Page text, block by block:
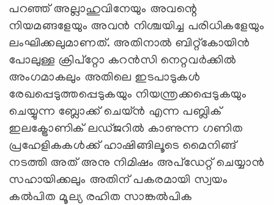
പറഞ്ഞ് അല്ലാഹുവിനേയും അവന്റെ
നിയമങ്ങളേയും അവൻ നിശ്ചയിച്ച പരിധികളേയും
ലംഘിക്കലുമാണത്. അതിനാൽ ബിറ്റ്കോയിൻ
പോലുള്ള ക്രിപ്റ്റോ കറൻസി നെറ്റവർക്കിൽ
അംഗമാകലും അതിലെ ഇടപാടുകൾ
രേഖപ്പെടുത്തപ്പെടുകയും നിയന്ത്രക്കപ്പെടുകയും
ചെയ്യുന്ന ബ്ലോക്ക് ചെയ്ന്‍ എന്ന പബ്ലിക്
ഇലക്ട്രോണിക് ലഡ്ജറില്‍ കാണുന്ന ഗണിത
പ്രഹേളികകൾക്ക് ഹാഷിങ്ങിലൂടെ മൈനിങ്ങ്
നടത്തി അത് അനു നിമിഷം അപ്ഡേറ്റ് ചെയ്യാന്‍
സഹായിക്കലും അതിന് പകരമായി സ്വയം
കൽപിത മൂല്യ രഹിത സാങ്കൽപിക